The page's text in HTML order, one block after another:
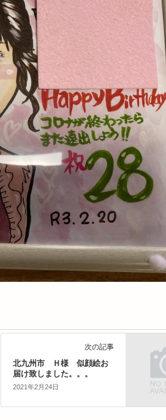
次の記事
北九州市 Ｈ様 似顔絵お
届け致しました。。。
2021年2月24日